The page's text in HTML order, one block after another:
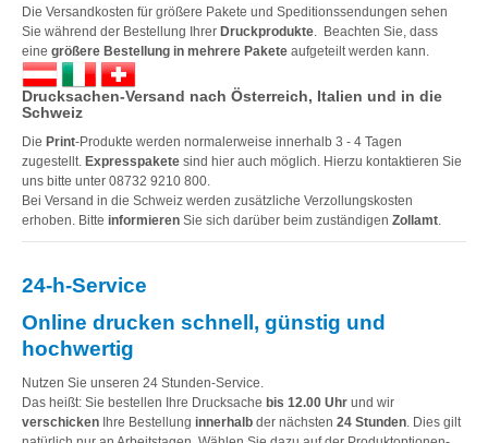
Die Versandkosten für größere Pakete und Speditionssendungen sehen
Sie während der Bestellung Ihrer Druckprodukte. Beachten Sie, dass
eine größere Bestellung in mehrere Pakete aufgeteilt werden kann.
Drucksachen-Versand nach Österreich, Italien und in die
Schweiz
Die Print-Produkte werden normalerweise innerhalb 3 - 4 Tagen
zugestellt. Expresspakete sind hier auch möglich. Hierzu kontaktieren Sie
uns bitte unter 08732 9210 800.
Bei Versand in die Schweiz werden zusätzliche Verzollungskosten
erhoben. Bitte informieren Sie sich darüber beim zuständigen Zollamt.
24-h-Service
Online drucken schnell, günstig und
hochwertig
Nutzen Sie unseren 24 Stunden-Service.
Das heißt: Sie bestellen Ihre Drucksache bis 12.00 Uhr und wir
verschicken Ihre Bestellung innerhalb der nächsten 24 Stunden. Dies gilt